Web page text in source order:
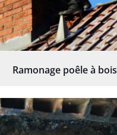
Ramonage poêle à bois